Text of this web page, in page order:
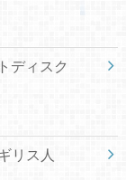
ディスク
リス人